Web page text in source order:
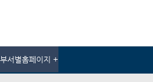
부서별홈페이지 +